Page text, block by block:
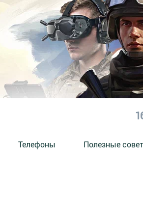
Телефоны Полезные